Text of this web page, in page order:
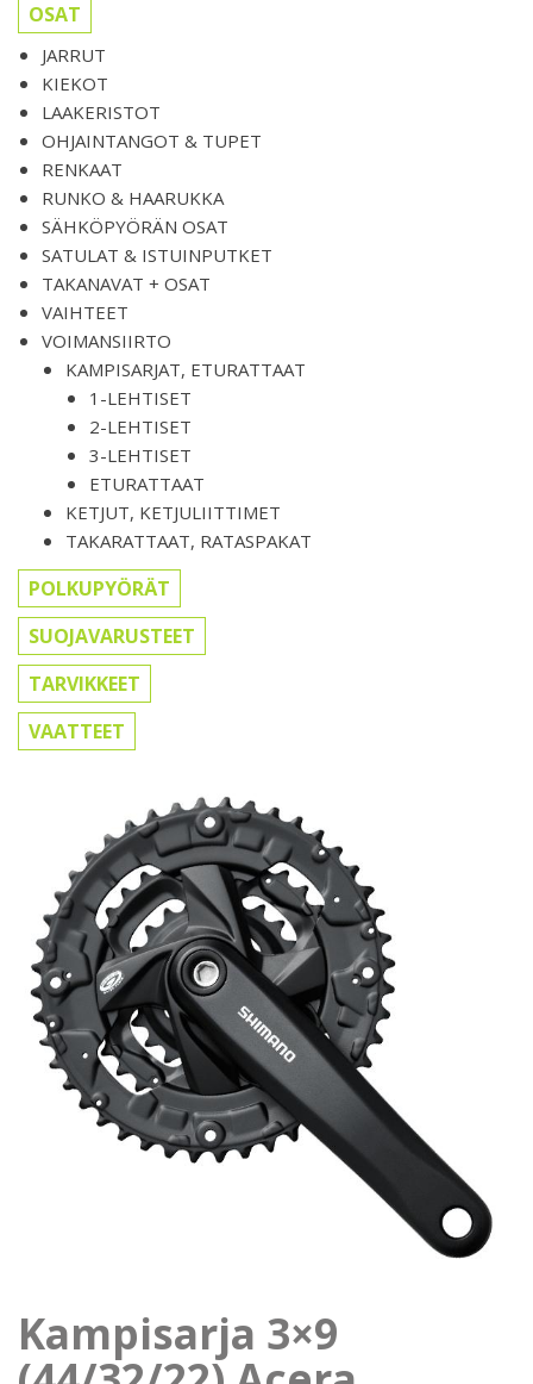
OSAT
JARRUT
KIEKOT
LAAKERISTOT
OHJAINTANGOT & TUPET
RENKAAT
RUNKO & HAARUKKA
SÄHKÖPYÖRÄN OSAT
SATULAT & ISTUINPUTKET
TAKANAVAT + OSAT
VAIHTEET
VOIMANSIIRTO
KAMPISARJAT, ETURATTAAT
1-LEHTISET
2-LEHTISET
3-LEHTISET
ETURATTAAT
KETJUT, KETJULIITTIMET
TAKARATTAAT, RATASPAKAT
POLKUPYÖRÄT
SUOJAVARUSTEET
TARVIKKEET
VAATTEET
Kampisarja 3×9